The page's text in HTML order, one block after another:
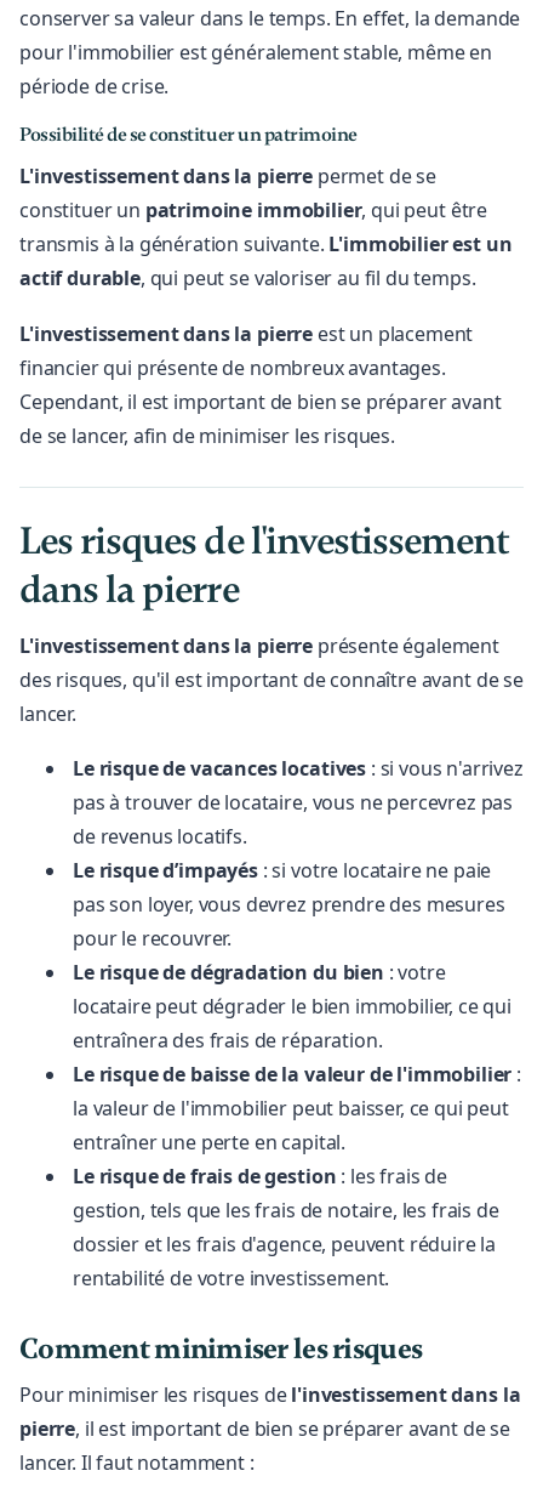
conserver sa valeur dans le temps. En effet, la demande
pour l'immobilier est généralement stable, même en
période de crise.
Possibilité de se constituer un patrimoine
L'investissement dans la pierre permet de se
constituer un patrimoine immobilier, qui peut être
transmis à la génération suivante. L'immobilier est un
actif durable, qui peut se valoriser au fil du temps.
L'investissement dans la pierre est un placement
financier qui présente de nombreux avantages.
Cependant, il est important de bien se préparer avant
de se lancer, afin de minimiser les risques.
Les risques de l'investissement
dans la pierre
L'investissement dans la pierre présente également
des risques, qu'il est important de connaître avant de se
lancer.
Le risque de vacances locatives : si vous n'arrivez
pas à trouver de locataire, vous ne percevrez pas
de revenus locatifs.
Le risque d’impayés: si votre locataire ne paie
pas son loyer, vous devrez prendre des mesures
pour le recouvrer.
Le risque de dégradation du bien : votre
locataire peut dégrader le bien immobilier, ce qui
entraînera des frais de réparation.
Le risque de baisse de la valeur de l'immobilier :
la valeur de l'immobilier peut baisser, ce qui peut
entraîner une perte en capital.
Le risque de frais de gestion : les frais de
gestion, tels que les frais de notaire, les frais de
dossier et les frais d'agence, peuvent réduire la
rentabilité de votre investissement.
Comment minimiser les risques
Pour minimiser les risques del'investissement dans la
pierre, il est important de bien se préparer avant de se
lancer. Il faut notamment :